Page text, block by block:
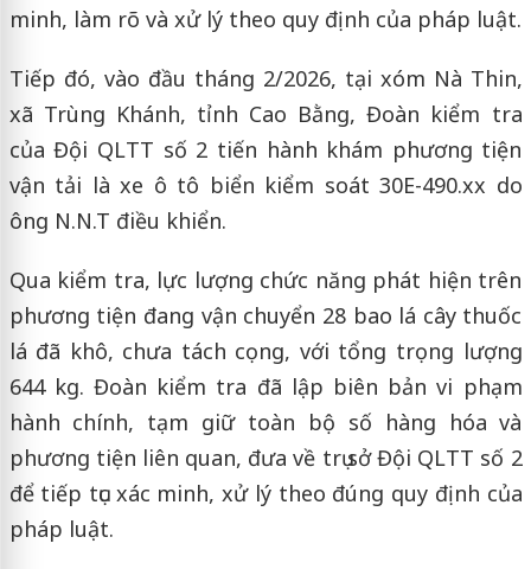
minh, làm rõ và xử lý theo quy định của pháp luật.
Tiếp đó, vào đầu tháng 2/2026, tại xóm Nà Thin,
xã Trùng Khánh, tỉnh Cao Bằng, Đoàn kiểm tra
của Đội QLTT số 2 tiến hành khám phương tiện
vận tải là xe ô tô biển kiểm soát 30E-490.xx do
ông N.N.T điều khiển.
Qua kiểm tra, lực lượng chức năng phát hiện trên
phương tiện đang vận chuyển 28 bao lá cây thuốc
lá đã khô, chưa tách cọng, với tổng trọng lượng
644 kg. Đoàn kiểm tra đã lập biên bản vi phạm
hành chính, tạm giữ toàn bộ số hàng hóa và
phương tiện liên quan, đưa về trụ sở Đội QLTT số 2
để tiếp tục xác minh, xử lý theo đúng quy định của
pháp luật.